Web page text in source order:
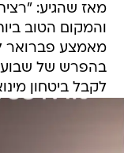
מאז שהגיע:
והמקום הטוב
מאמצע פברואר
בהפרש של שבוע,
לקבל ביטחון